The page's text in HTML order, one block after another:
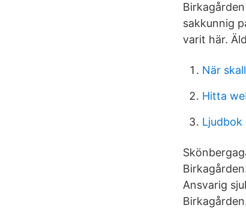
sakkunnig
varit här.
När
Hitta
Ljudbok
Ansvarig